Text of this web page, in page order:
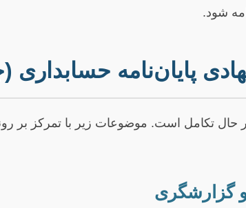
شود.
پایان‌نامه حسابداری
تکامل است. موضوعات زیر با تمرکز بر